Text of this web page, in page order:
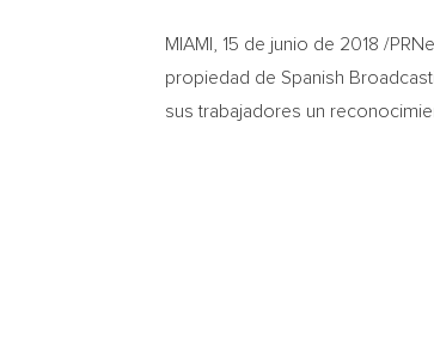
MIAMI , 15 de junio de 2018 /
propiedad de Spanish
sus trabajadores un